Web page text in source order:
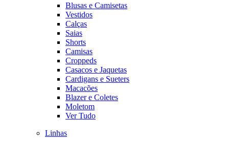
Blusas e Camisetas
Vestidos
Calças
Saias
Shorts
Camisas
Croppeds
Casacos e Jaquetas
Cardigans e Sueters
Macacões
Blazer e Coletes
Moletom
Ver Tudo
Linhas